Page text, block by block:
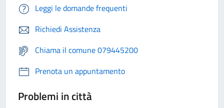
Leggi le domande frequenti
Richiedi Assistenza
Chiama il comune 079445200
Prenota un appuntamento
Problemi in città